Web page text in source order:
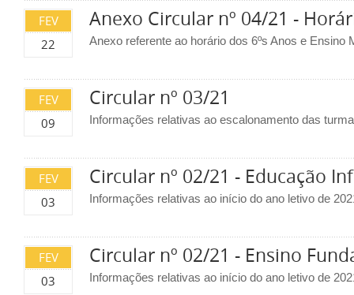
FEV
22
Anexo Circular nº 04/21 -
Anexo referente ao horário dos 6ºs Anos e Ensino
FEV
09
Circular nº 03/21
Informações relativas ao escalonamento das
FEV
03
Circular nº 02/21 - Educação
Informações relativas ao início do ano letivo de
FEV
03
Circular nº 02/21 - Ensino
Informações relativas ao início do ano letivo de